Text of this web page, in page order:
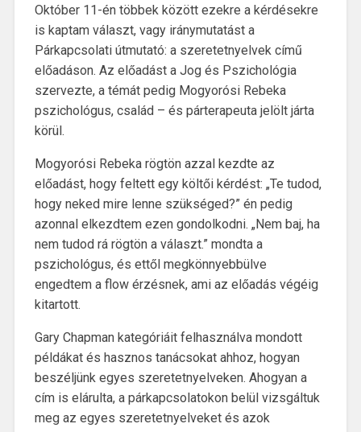
Október 11-én többek között ezekre a kérdésekre
is kaptam választ, vagy iránymutatást a
Párkapcsolati útmutató: a szeretetnyelvek című
előadáson. Az előadást a Jog és Pszichológia
szervezte, a témát pedig Mogyorósi Rebeka
pszichológus, család – és párterapeuta jelölt járta
körül.
Mogyorósi Rebeka rögtön azzal kezdte az
előadást, hogy feltett egy költői kérdést: „Te tudod,
hogy neked mire lenne szükséged?” én pedig
azonnal elkezdtem ezen gondolkodni. „Nem baj, ha
nem tudod rá rögtön a választ.” mondta a
pszichológus, és ettől megkönnyebbülve
engedtem a flow érzésnek, ami az előadás végéig
kitartott.
Gary Chapman kategóriáit felhasználva mondott
példákat és hasznos tanácsokat ahhoz, hogyan
beszéljünk egyes szeretetnyelveken. Ahogyan a
cím is elárulta, a párkapcsolatokon belül vizsgáltuk
meg az egyes szeretetnyelveket és azok